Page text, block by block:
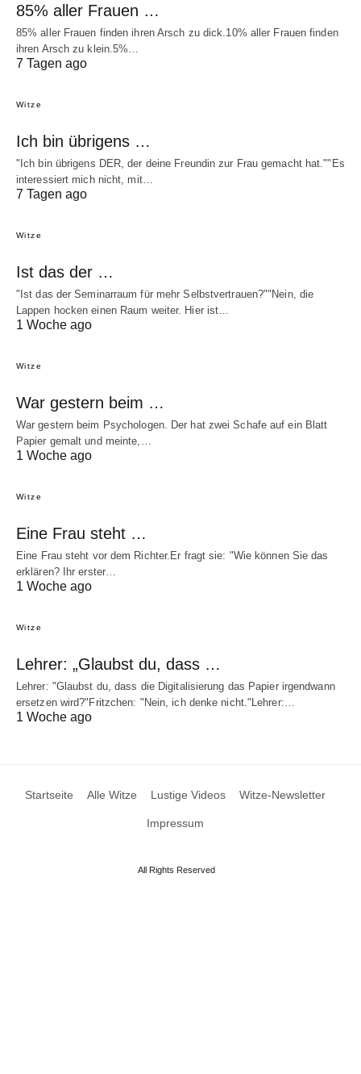
85% aller Frauen …
85% aller Frauen finden ihren Arsch zu dick.10% aller Frauen finden
ihren Arsch zu klein.5%…
7 Tagen ago
Witze
Ich bin übrigens …
"Ich bin übrigens DER, der deine Freundin zur Frau gemacht hat.""Es
interessiert mich nicht, mit…
7 Tagen ago
Witze
Ist das der …
"Ist das der Seminarraum für mehr Selbstvertrauen?""Nein, die
Lappen hocken einen Raum weiter. Hier ist…
1 Woche ago
Witze
War gestern beim …
War gestern beim Psychologen. Der hat zwei Schafe auf ein Blatt
Papier gemalt und meinte,…
1 Woche ago
Witze
Eine Frau steht …
Eine Frau steht vor dem Richter.Er fragt sie: "Wie können Sie das
erklären? Ihr erster…
1 Woche ago
Witze
Lehrer: „Glaubst du, dass …
Lehrer: "Glaubst du, dass die Digitalisierung das Papier irgendwann
ersetzen wird?"Fritzchen: "Nein, ich denke nicht."Lehrer:…
1 Woche ago
Startseite Alle Witze Lustige Videos Witze-Newsletter
Impressum
All Rights Reserved